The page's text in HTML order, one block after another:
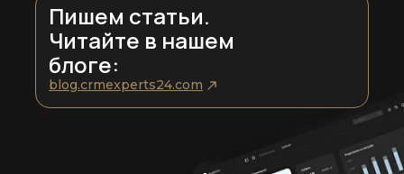
Пишем статьи.
Читайте в нашем
блоге:
blog.crmexperts24.com